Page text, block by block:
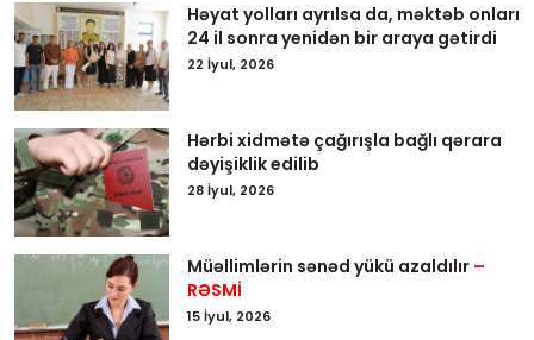
Həyat yolları ayrılsa da, məktəb onları
24 il sonra yenidən bir araya gətirdi
22 İyul, 2026
Hərbi xidmətə çağırışla bağlı qərara
dəyişiklik edilib
28 İyul, 2026
Müəllimlərin sənəd yükü azaldılır –
RƏSMİ
15 İyul, 2026